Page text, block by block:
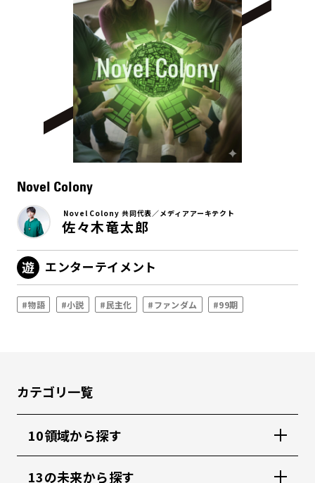
Novel Colony
Novel Colony 共同代表／メディアアーキテクト
佐々木竜太郎
エンターテイメント
#物語 #小説 #民主化 #ファンダム #99期
カテゴリ一覧
10領域から探す
13の未来から探す